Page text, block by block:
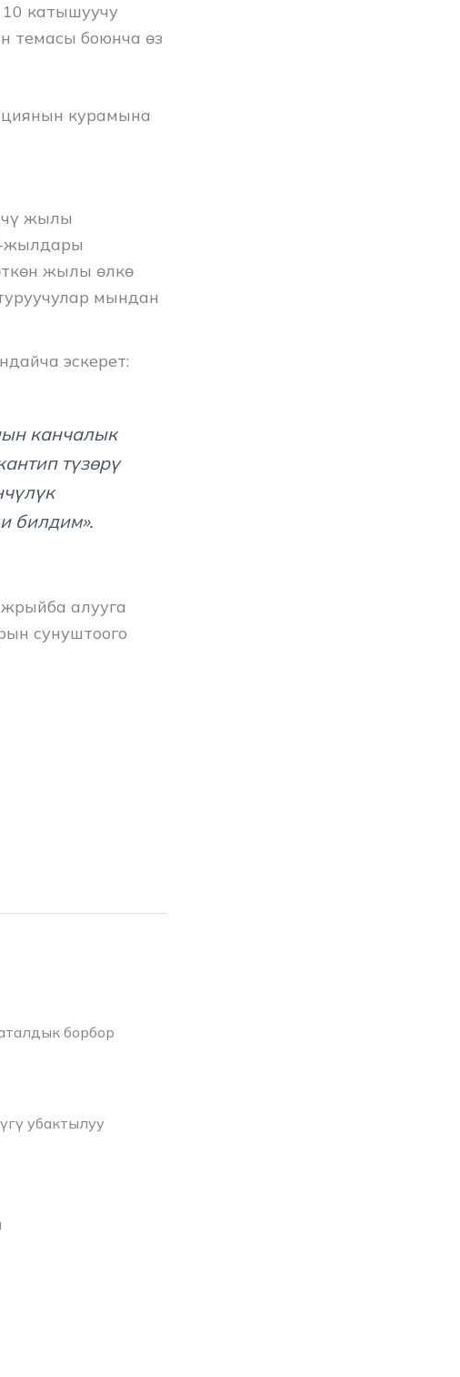
10 катышуучу
темасы боюнча өз
курамына
жылы
жылдары
жылы өлкө
мындан
эскерет:
канчалык
түзөрү
билдим».
алууга
сунуштоого
борбор
убактылуу